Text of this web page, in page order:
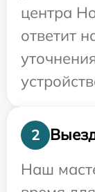
центра
ответит
2
Наш